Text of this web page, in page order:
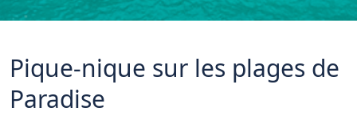
Pique-nique sur les plages de
Paradise